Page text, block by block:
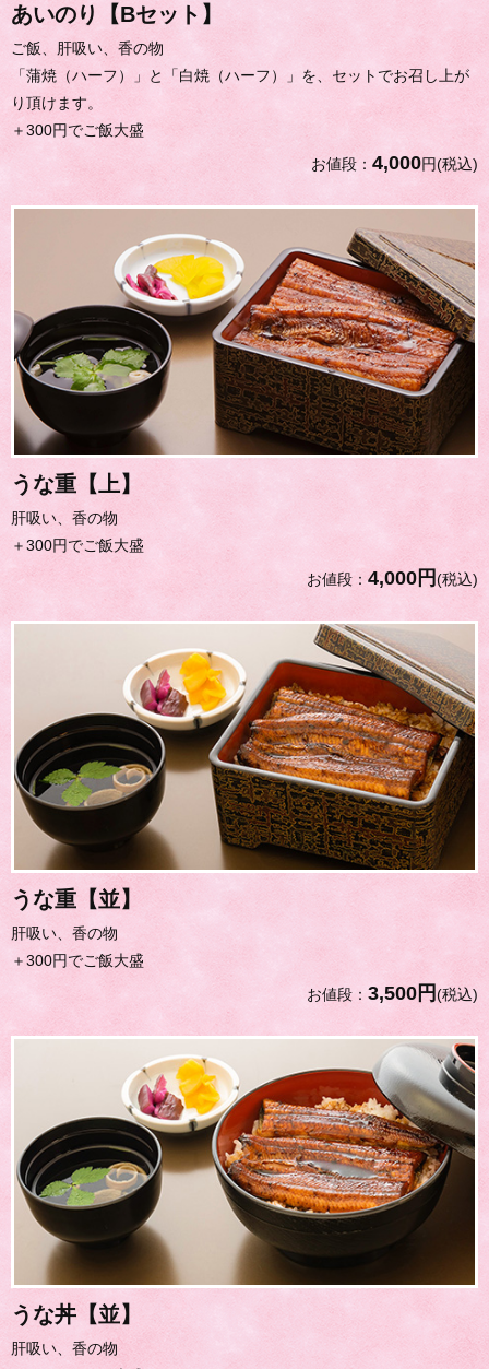
あいのり【Bセット】
ご飯、肝吸い、香の物
「蒲焼（ハーフ）」と「白焼（ハーフ）」を、セットでお召し上が
り頂けます。
＋300円でご飯大盛
お値段： 4,000円(税込)
うな重【上】
肝吸い、香の物
＋300円でご飯大盛
お値段： 4,000円(税込)
うな重【並】
肝吸い、香の物
＋300円でご飯大盛
お値段： 3,500円(税込)
うな丼【並】
肝吸い、香の物